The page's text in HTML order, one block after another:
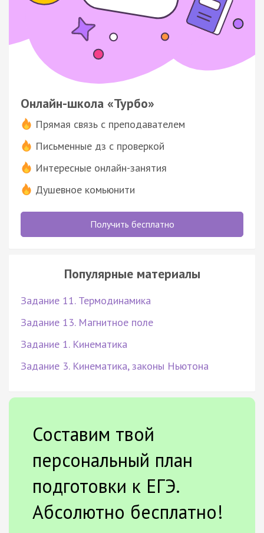
Онлайн-школа «Турбо»
Прямая связь с преподавателем
Письменные дз с проверкой
Интересные онлайн-занятия
Душевное комьюнити
Получить бесплатно
Популярные материалы
Задание 11. Термодинамика
Задание 13. Магнитное поле
Задание 1. Кинематика
Задание 3. Кинематика, законы Ньютона
Составим твой
персональный план
подготовки к ЕГЭ.
Абсолютно бесплатно!